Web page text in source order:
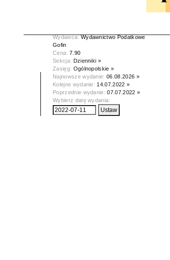
Wydawca:Wydawnictwo Podatkowe
Gofin
Cena: 7.90
Sekcja: Dzienniki »
Zasięg: Ogólnopolskie »
Najnowsze wydanie:06.08.2026 »
Kolejne wydanie: 14.07.2022 »
Poprzednie wydanie:07.07.2022 »
Wybierz datę wydania: